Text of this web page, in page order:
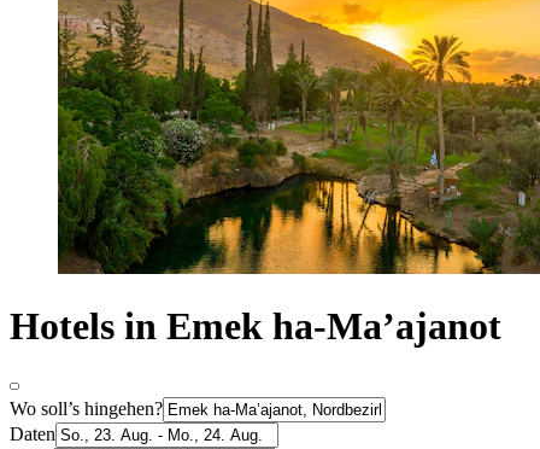
Hotels in Emek ha-Ma’ajanot
Wo soll’s hingehen?
Daten